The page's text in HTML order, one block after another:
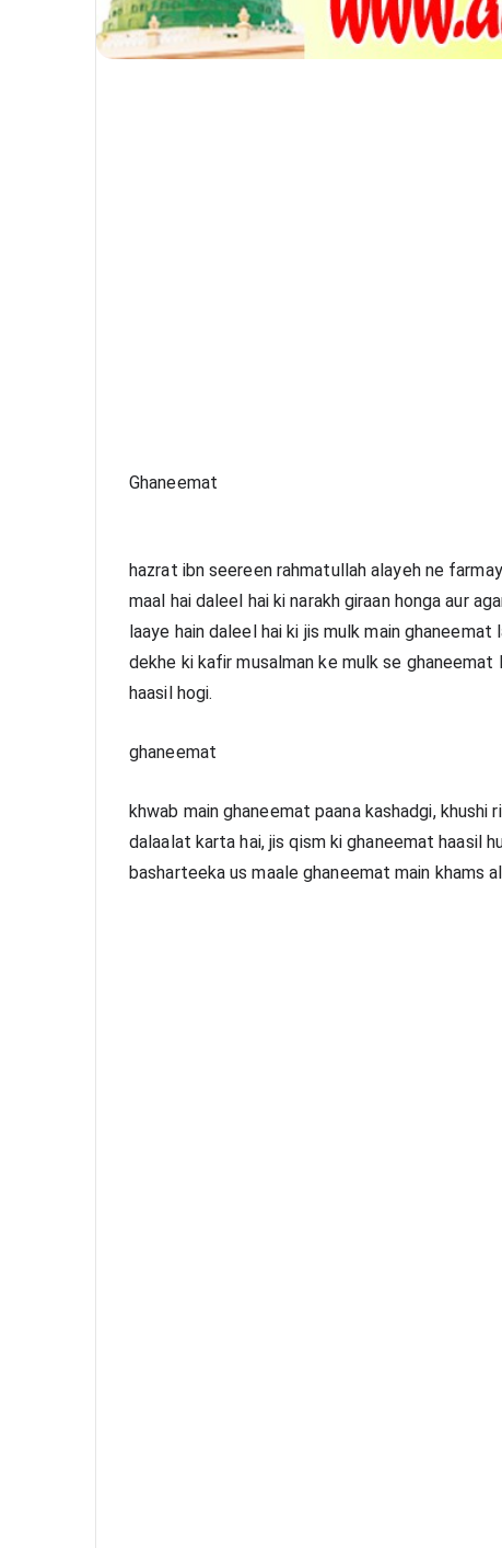
Ghaneemat
hazrat ibn seereen rahmatullah alayeh ne
maal hai daleel hai ki narakh giraan honga aur
laaye hain daleel hai ki jis mulk main
dekhe ki kafir musalman ke mulk se ghaneemat
haasil hogi.
ghaneemat
khwab main ghaneemat paana kashadgi, khushi
dalaalat karta hai, jis qism ki ghaneemat haasil
basharteeka us maale ghaneemat main khams